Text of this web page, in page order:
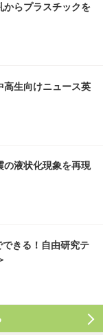
からプラスチックを
高生向けニュース英
の液状化現象を再現
できる！自由研究テ